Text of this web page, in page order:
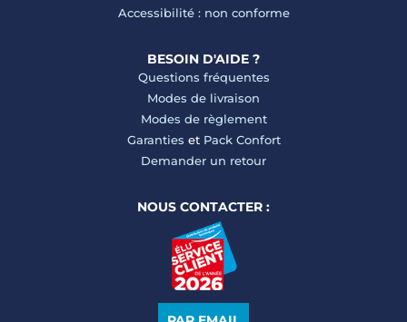
Accessibilité : non conforme
BESOIN D'AIDE ?
Questions fréquentes
Modes de livraison
Modes de règlement
Garanties et Pack Confort
Demander un retour
NOUS CONTACTER :